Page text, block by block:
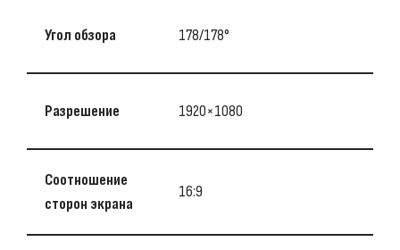
Угол обзора 178/178°
Разрешение 1920×1080
Соотношение
сторон экрана
16:9